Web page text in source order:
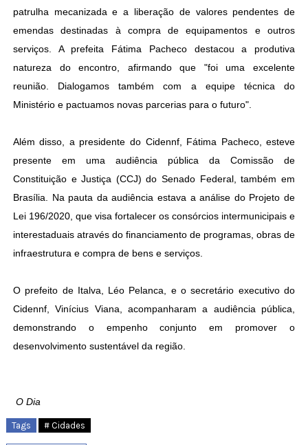
patrulha mecanizada e a liberação de valores pendentes de
emendas destinadas à compra de equipamentos e outros
serviços. A prefeita Fátima Pacheco destacou a produtiva
natureza do encontro, afirmando que "foi uma excelente
reunião. Dialogamos também com a equipe técnica do
Ministério e pactuamos novas parcerias para o futuro".
Além disso, a presidente do Cidennf, Fátima Pacheco, esteve
presente em uma audiência pública da Comissão de
Constituição e Justiça (CCJ) do Senado Federal, também em
Brasília. Na pauta da audiência estava a análise do Projeto de
Lei 196/2020, que visa fortalecer os consórcios intermunicipais e
interestaduais através do financiamento de programas, obras de
infraestrutura e compra de bens e serviços.
O prefeito de Italva, Léo Pelanca, e o secretário executivo do
Cidennf, Vinícius Viana, acompanharam a audiência pública,
demonstrando o empenho conjunto em promover o
desenvolvimento sustentável da região.
O Dia
Tags # Cidades